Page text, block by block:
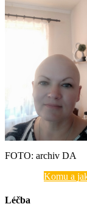
FOTO: archiv DA
Komu a
Léčba